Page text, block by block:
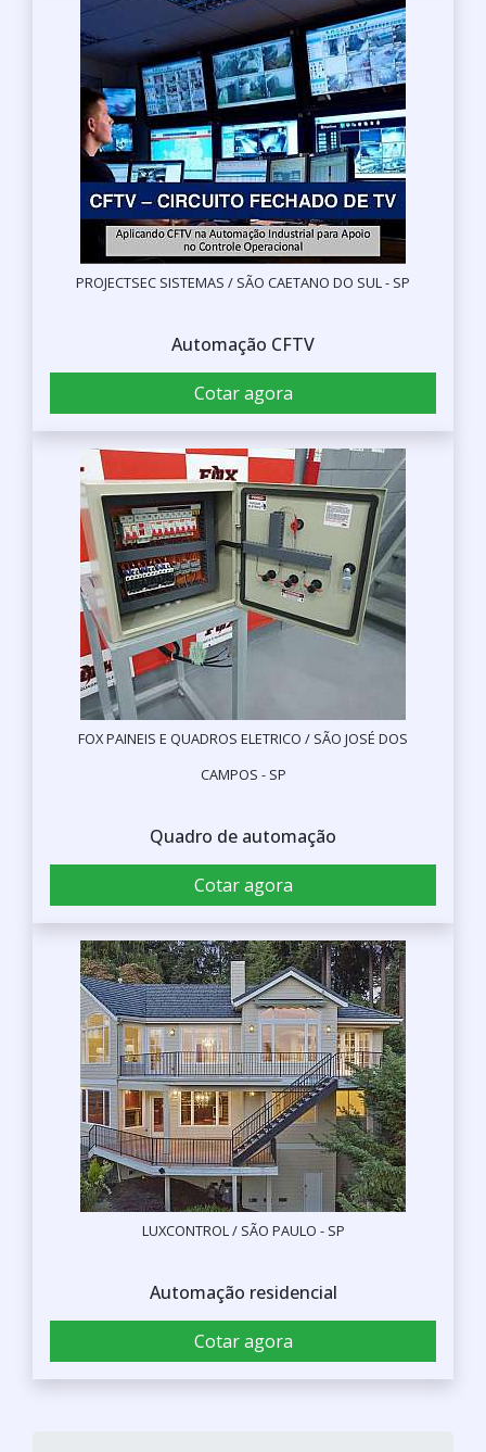
PROJECTSEC SISTEMAS / SÃO CAETANO DO SUL - SP
Automação CFTV
Cotar agora
FOX PAINEIS E QUADROS ELETRICO / SÃO JOSÉ DOS
CAMPOS - SP
Quadro de automação
Cotar agora
LUXCONTROL / SÃO PAULO - SP
Automação residencial
Cotar agora